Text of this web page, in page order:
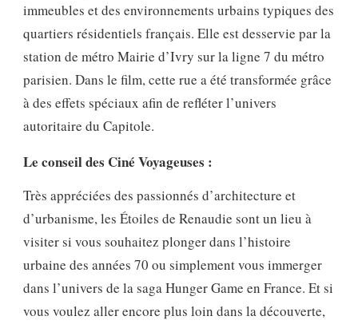
immeubles et des environnements urbains typiques des
quartiers résidentiels français. Elle est desservie par la
station de métro Mairie d’Ivry sur la ligne 7 du métro
parisien. Dans le film, cette rue a été transformée grâce
à des effets spéciaux afin de refléter l’univers
autoritaire du Capitole.
Le conseil des Ciné Voyageuses :
Très appréciées des passionnés d’architecture et
d’urbanisme, les Étoiles de Renaudie sont un lieu à
visiter si vous souhaitez plonger dans l’histoire
urbaine des années 70 ou simplement vous immerger
dans l’univers de la saga Hunger Game en France. Et si
vous voulez aller encore plus loin dans la découverte,